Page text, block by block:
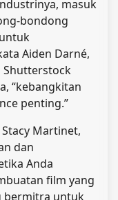
masuk
bondong
Aiden Darné,
Shutterstock
“kebangkitan
penting.”
Martinet,
dan
Anda
film yang
bermitra untuk